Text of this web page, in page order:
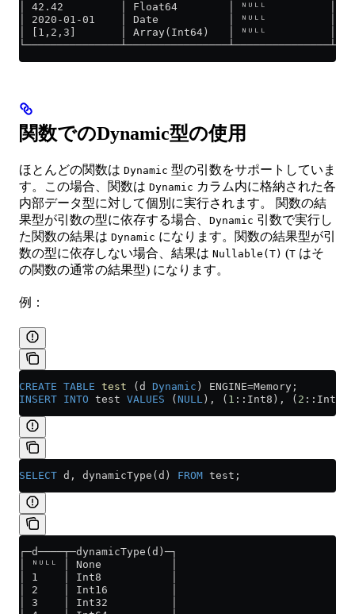
│ 42.42         │ Float64        │ ᴺᵁᴸᴸ          │
│ 2020-01-01    │ Date           │ ᴺᵁᴸᴸ          │
│ [1,2,3]       │ Array(Int64)   │ ᴺᵁᴸᴸ          │
関数でのDynamic型の使用
ほとんどの関数は Dynamic 型の引数をサポートしていま
す。この場合、関数は Dynamic カラム内に格納された各
内部データ型に対して個別に実行されます。 関数の結
果型が引数の型に依存する場合、 Dynamic 引数で実行し
た関数の結果は Dynamic になります。関数の結果型が引
数の型に依存しない場合、結果は Nullable(T) (T はそ
の関数の通常の結果型) になります。
例：
CREATE TABLE test (d Dynamic ) ENGINE=Memory;
INSERT INTO test VALUES ( NULL ), ( 1 ::Int8), ( 2
SELECT d, dynamicType(d) FROM test;
┌─d────┬─dynamicType(d)─┐
│ ᴺᵁᴸᴸ │ None           │
│ 1    │ Int8           │
│ 2    │ Int16          │
│ 3    │ Int32          │